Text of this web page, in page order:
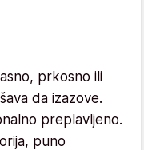
prkosno ili
da izazove.
preplavljeno.
puno